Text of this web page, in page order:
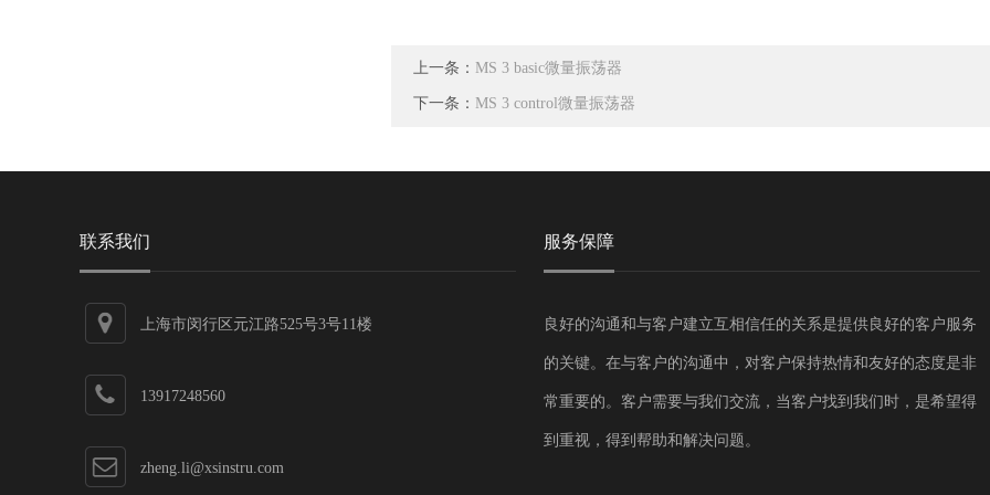
上一条： MS 3 basic微量振荡器
下一条： MS 3 control微量振荡器
联系我们
上海市闵行区元江路525号3号11楼
13917248560
zheng.li@xsinstru.com
服务保障
良好的沟通和与客户建立互相信任的关系是提供良好的客户服务
的关键。在与客户的沟通中，对客户保持热情和友好的态度是非
常重要的。客户需要与我们交流，当客户找到我们时，是希望得
到重视，得到帮助和解决问题。